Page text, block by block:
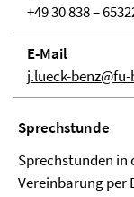
+49 30 838 –
E-Mail
j.lueck-
Sprechstunde
Sprechstunden in
Vereinbarung per